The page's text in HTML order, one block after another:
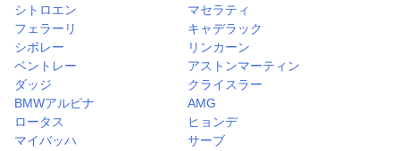
シトロエン
マセラティ
フェラーリ
キャデラック
シボレー
リンカーン
ベントレー
アストンマーティン
ダッジ
クライスラー
BMWアルピナ
AMG
ロータス
ヒョンデ
マイバッハ
サーブ